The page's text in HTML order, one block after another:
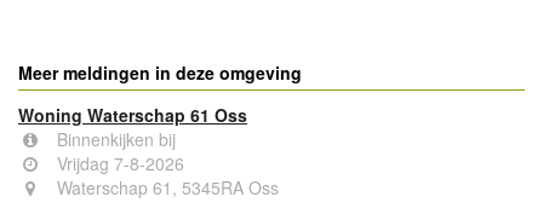
Meer meldingen in deze omgeving
Woning Waterschap 61 Oss
Binnenkijken bij
Vrijdag 7-8-2026
Waterschap 61, 5345RA Oss